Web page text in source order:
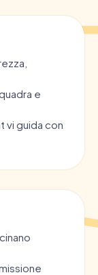
e
vi guida con